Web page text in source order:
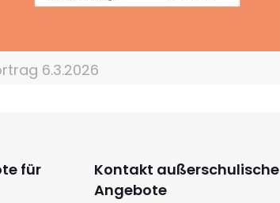
6.3.2026
für
Kontakt außerschulische
Angebote